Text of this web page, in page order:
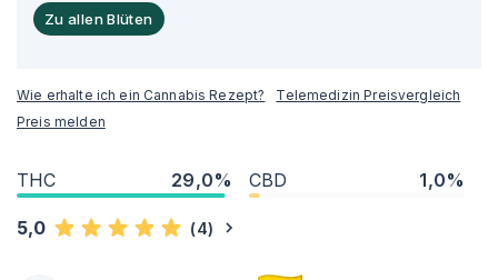
Zu allen Blüten
Wie erhalte ich ein Cannabis Rezept?
Telemedizin Preisvergleich
Preis melden
THC 29,0% CBD 1,0%
5,0 (4)